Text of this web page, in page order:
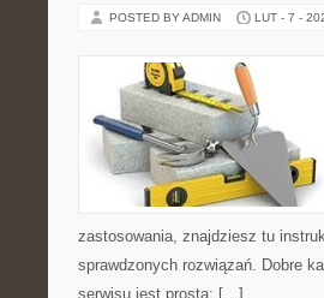
POSTED BY ADMIN LUT - 7 -
zastosowania, znajdziesz tu
sprawdzonych rozwiązań. Dobre
serwisu jest prosta: […]